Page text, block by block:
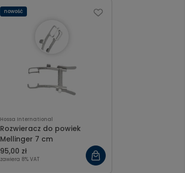
Hossa International
Rozwieracz do powiek
Mellinger 7 cm
95,00 zł
zawiera 8% VAT
nowość